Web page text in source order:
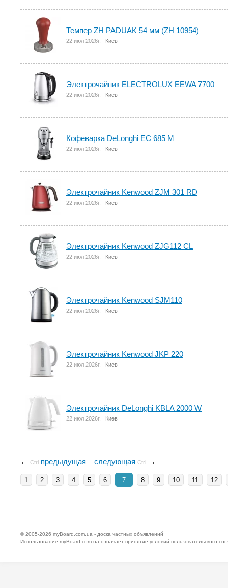
Темпер ZH PADUAK 54 мм (ZH 10954)
22 июл 2026г. Киев
Электрочайник ELECTROLUX EEWA 7700
22 июл 2026г. Киев
Кофеварка DeLonghi EC 685 M
22 июл 2026г. Киев
Электрочайник Kenwood ZJM 301 RD
22 июл 2026г. Киев
Электрочайник Kenwood ZJG112 CL
22 июл 2026г. Киев
Электрочайник Kenwood SJM110
22 июл 2026г. Киев
Электрочайник Kenwood JKP 220
22 июл 2026г. Киев
Электрочайник DeLonghi KBLA 2000 W
22 июл 2026г. Киев
← Ctrl предыдущая следующая Ctrl →
1 2 3 4 5 6 7 8 9 10 11 12
© 2005-2026 myBoard.com.ua - доска частных объявлений
Использование myBoard.com.ua означает принятие условий пользовательского